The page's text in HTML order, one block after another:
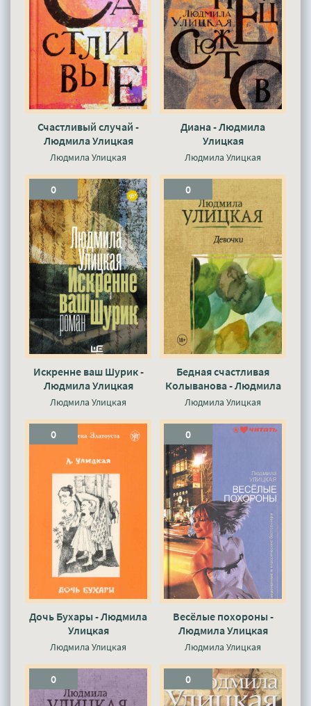
Счастливый случай -
Людмила Улицкая
Людмила Улицкая
Диана - Людмила
Улицкая
Людмила Улицкая
0
Искренне ваш Шурик -
Людмила Улицкая
Людмила Улицкая
0
Бедная счастливая
Колыванова - Людмила
Улицкая
Людмила Улицкая
0
Дочь Бухары - Людмила
Улицкая
Людмила Улицкая
0
Весёлые похороны -
Людмила Улицкая
Людмила Улицкая
0 0